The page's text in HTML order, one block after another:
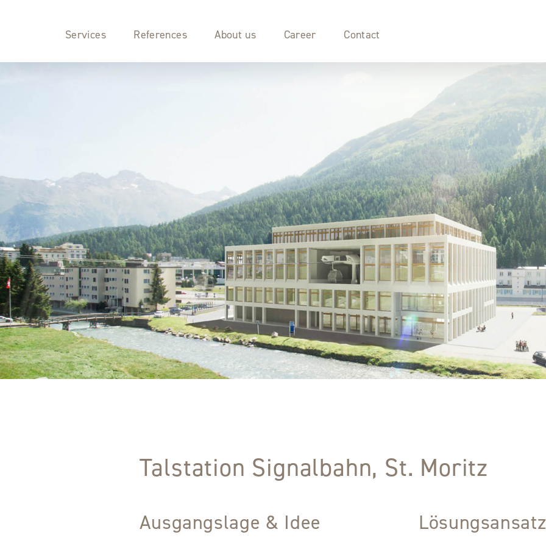
Services References About us Career Contact
Talstation Signalbahn, St. Moritz
Ausgangslage & Idee Lösungsansatz